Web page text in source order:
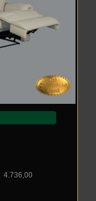
4.736,00